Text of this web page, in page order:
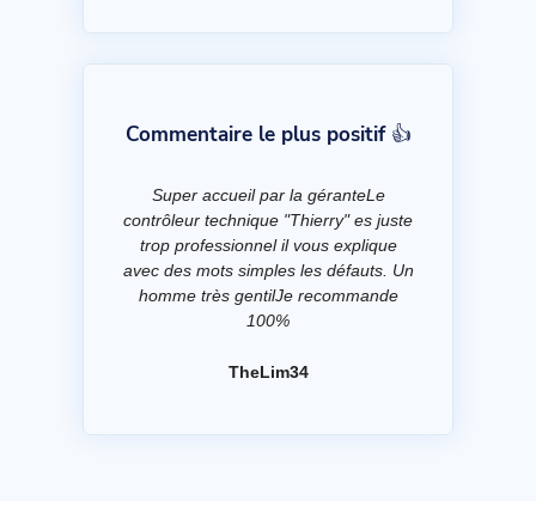
Commentaire le plus positif 👍
Super accueil par la géranteLe
contrôleur technique "Thierry" es juste
trop professionnel il vous explique
avec des mots simples les défauts. Un
homme très gentilJe recommande
100%
TheLim34